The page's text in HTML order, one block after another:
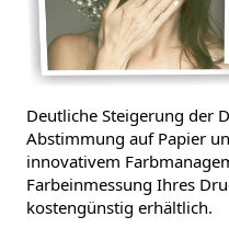
Deutliche Steigerung der
Abstimmung auf Papier
innovativem
Farbeinmessung Ihres
kostengünstig erhältlich.